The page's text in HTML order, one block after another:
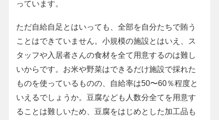
っています。
ただ自給自足とはいっても、全部を自分たちで賄う
ことはできていません。小規模の施設とはいえ、ス
タッフや入居者さんの食材を全て用意するのは難し
いからです。お米や野菜はできるだけ施設で採れた
ものを使っているものの、自給率は50〜60％程度と
いえるでしょうか。豆腐なども人数分全てを用意す
ることは難しいため、豆腐をはじめとした加工品も